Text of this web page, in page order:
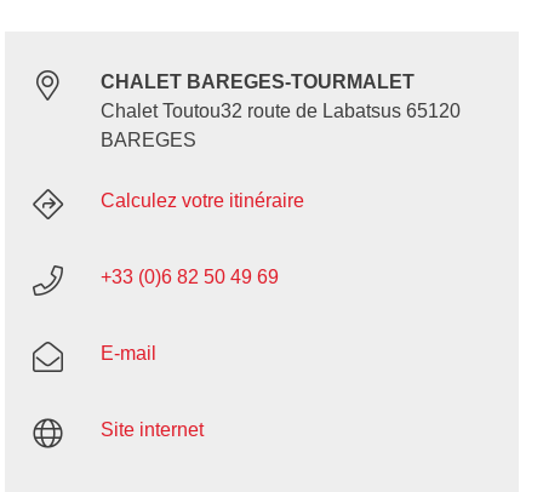
CHALET BAREGES-TOURMALET
Chalet Toutou32 route de Labatsus 65120
BAREGES
Calculez votre itinéraire
+33 (0)6 82 50 49 69
E-mail
Site internet